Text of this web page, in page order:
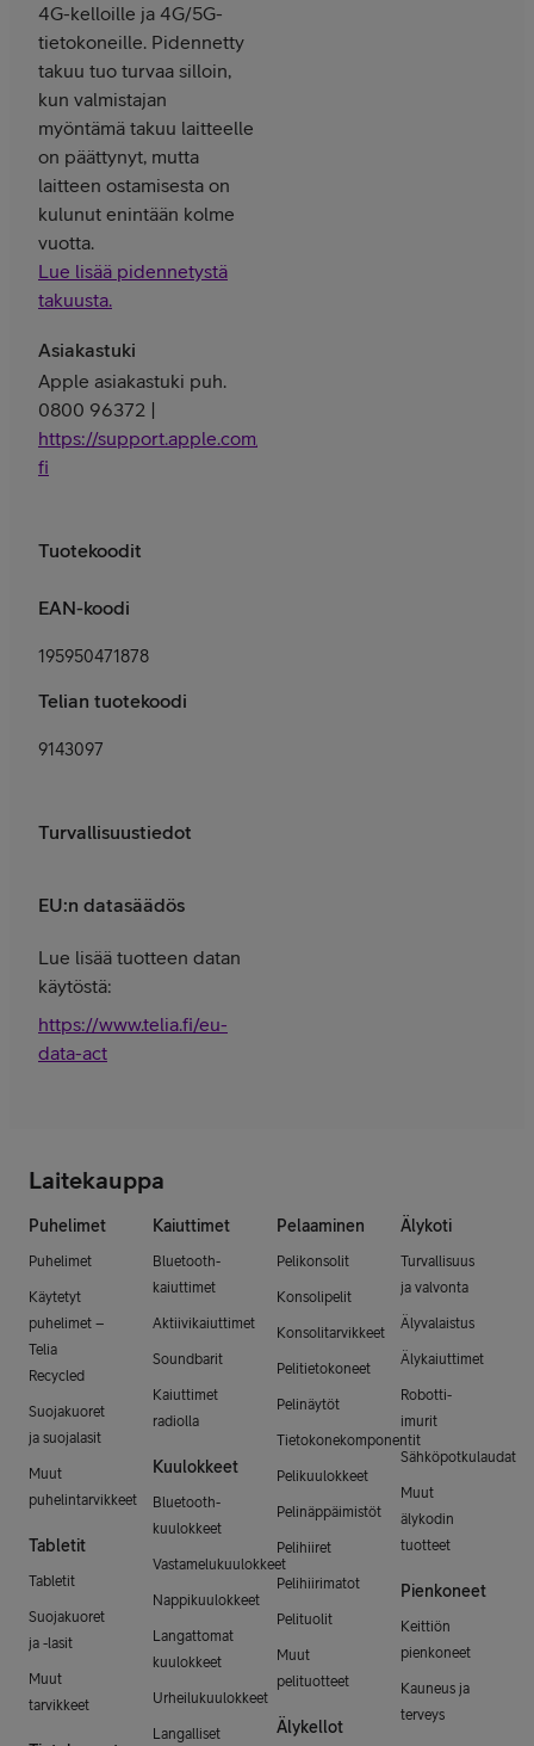
4G-kelloille ja 4G/5G-
tietokoneille. Pidennetty
takuu tuo turvaa silloin,
kun valmistajan
myöntämä takuu laitteelle
on päättynyt, mutta
laitteen ostamisesta on
kulunut enintään kolme
vuotta.
Lue lisää pidennetystä
takuusta.
Asiakastuki
Apple asiakastuki puh.
0800 96372 |
https://support.apple.com/fi-
fi
Tuotekoodit
EAN-koodi
195950471878
Telian tuotekoodi
9143097
Turvallisuustiedot
EU:n datasäädös
Lue lisää tuotteen datan
käytöstä:
https://www.telia.fi/eu-
data-act
Laitekauppa
Puhelimet
Puhelimet
Käytetyt
puhelimet –
Telia
Recycled
Suojakuoret
ja suojalasit
Muut
puhelintarvikkeet
Tabletit
Tabletit
Suojakuoret
ja -lasit
Muut
tarvikkeet
Kaiuttimet
Bluetooth-
kaiuttimet
Aktiivikaiuttimet
Soundbarit
Kaiuttimet
radiolla
Kuulokkeet
Bluetooth-
kuulokkeet
Vastamelukuulokkeet
Nappikuulokkeet
Langattomat
kuulokkeet
Urheilukuulokkeet
Langalliset
Pelaaminen
Pelikonsolit
Konsolipelit
Konsolitarvikkeet
Pelitietokoneet
Pelinäytöt
Tietokonekomponentit
Pelikuulokkeet
Pelinäppäimistöt
Pelihiiret
Pelihiirimatot
Pelituolit
Muut
pelituotteet
Älykellot
Älykoti
Turvallisuus
ja valvonta
Älyvalaistus
Älykaiuttimet
Robotti-
imurit
Sähköpotkulaudat
Muut
älykodin
tuotteet
Pienkoneet
Keittiön
pienkoneet
Kauneus ja
terveys